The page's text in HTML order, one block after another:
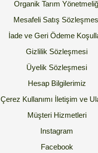
Organik Tarım
Mesafeli Satış
İade ve Geri Ödeme
Gizlilik Sözleşmesi
Üyelik Sözleşmesi
Hesap Bilgilerimiz
Çerez Kullanımı İletişim ve
Müşteri Hizmetleri
Instagram
Facebook